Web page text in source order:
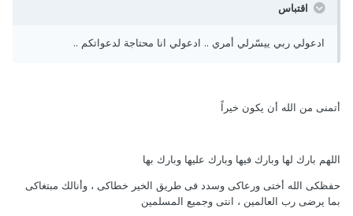
اقتباس
ادعولي ربي ييسّرلي أمري .. ادعولي انا محتاجة لدعواتكم ..
أتمنى من الله أن يكون خيراً
اللهم بارك لها وبارك فيها وبارك عليها وبارك بها
حفظكى الله أختى ورعاكى وسدد فى طريق الخير خطاكى ، وأنالك مبتغاكى
بما يرضى رب العالمين ، انتى وجميع المسلمين